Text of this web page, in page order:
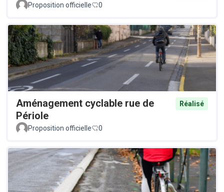
Proposition officielle
0
Aménagement cyclable rue de
Périole
Réalisé
Proposition officielle 0